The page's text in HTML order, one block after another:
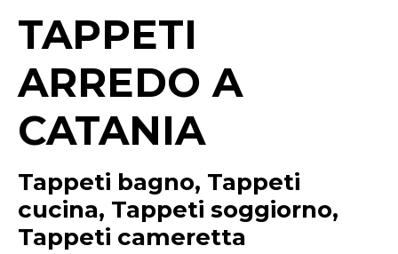
TAPPETI
ARREDO A
CATANIA
Tappeti bagno, Tappeti
cucina, Tappeti soggiorno,
Tappeti cameretta